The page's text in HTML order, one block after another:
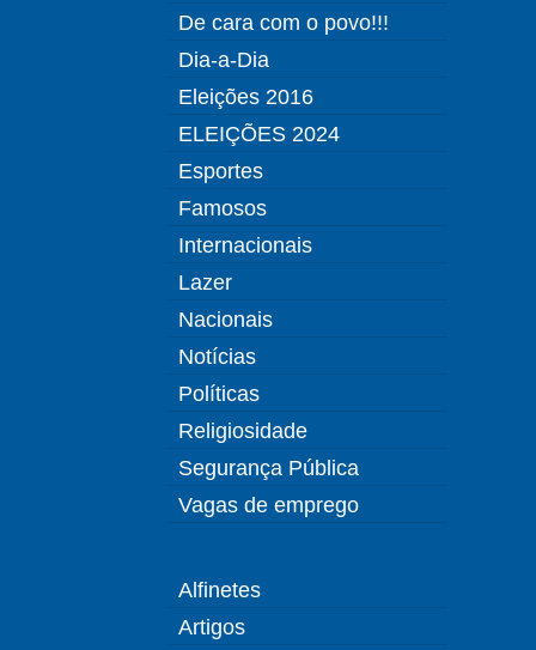
De cara com o povo!!!
Dia-a-Dia
Eleições 2016
ELEIÇÕES 2024
Esportes
Famosos
Internacionais
Lazer
Nacionais
Notícias
Políticas
Religiosidade
Segurança Pública
Vagas de emprego
Alfinetes
Artigos